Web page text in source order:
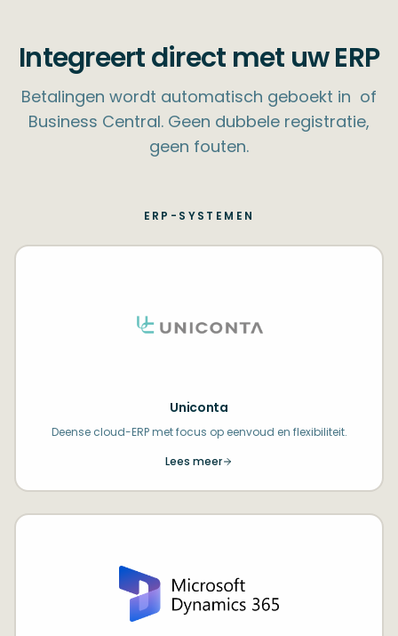
Integreert direct met uw ERP
Betalingen wordt automatisch geboekt in ​ of
Business Central. Geen dubbele registratie,
geen fouten.
ERP-SYSTEMEN
Uniconta
Deense cloud-ERP met focus op eenvoud en flexibiliteit.
Lees meer